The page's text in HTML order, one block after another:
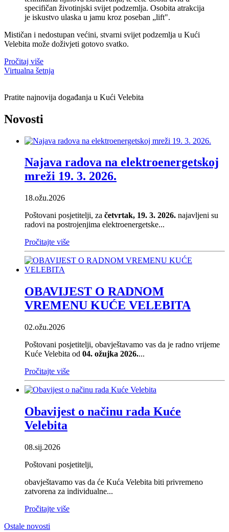
specifičan životinjski svijet podzemlja. Osobita atrakcija
je iskustvo ulaska u jamu kroz poseban „lift".
Mističan i nedostupan većini, stvarni svijet podzemlja u Kući
Velebita može doživjeti gotovo svatko.
Pročitaj više
Virtualna šetnja
Pratite najnovija događanja u Kući Velebita
Novosti
Najava radova na elektroenergetskoj
mreži 19. 3. 2026.
18.ožu.2026
Poštovani posjetitelji, za četvrtak, 19. 3. 2026. najavljeni su
radovi na postrojenjima elektroenergetske...
Pročitajte više
OBAVIJEST O RADNOM
VREMENU KUĆE VELEBITA
02.ožu.2026
Poštovani posjetitelji, obavještavamo vas da je radno vrijeme
Kuće Velebita od 04. ožujka 2026....
Pročitajte više
Obavijest o načinu rada Kuće
Velebita
08.sij.2026
Poštovani posjetitelji,
obavještavamo vas da će Kuća Velebita biti privremeno
zatvorena za individualne...
Pročitajte više
Ostale novosti